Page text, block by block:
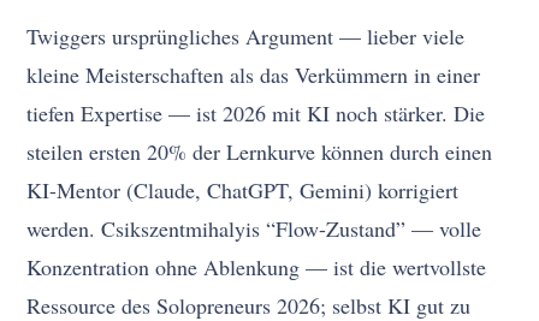
Twiggers ursprüngliches Argument — lieber viele
kleine Meisterschaften als das Verkümmern in einer
tiefen Expertise — ist 2026 mit KI noch stärker. Die
steilen ersten 20% der Lernkurve können durch einen
KI-Mentor (Claude, ChatGPT, Gemini) korrigiert
werden. Csikszentmihalyis “Flow-Zustand” — volle
Konzentration ohne Ablenkung — ist die wertvollste
Ressource des Solopreneurs 2026; selbst KI gut zu